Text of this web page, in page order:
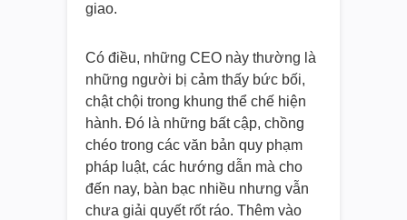
giao.
Có điều, những CEO này thường là
những người bị cảm thấy bức bối,
chật chội trong khung thể chế hiện
hành. Đó là những bất cập, chồng
chéo trong các văn bản quy phạm
pháp luật, các hướng dẫn mà cho
đến nay, bàn bạc nhiều nhưng vẫn
chưa giải quyết rốt ráo. Thêm vào